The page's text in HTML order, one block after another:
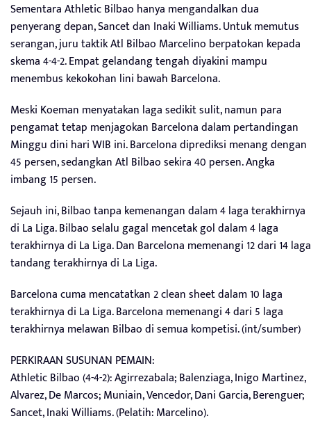
Sementara Athletic Bilbao hanya mengandalkan dua
penyerang depan, Sancet dan Inaki Williams. Untuk memutus
serangan, juru taktik Atl Bilbao Marcelino berpatokan kepada
skema 4-4-2. Empat gelandang tengah diyakini mampu
menembus kekokohan lini bawah Barcelona.
Meski Koeman menyatakan laga sedikit sulit, namun para
pengamat tetap menjagokan Barcelona dalam pertandingan
Minggu dini hari WIB ini. Barcelona diprediksi menang dengan
45 persen, sedangkan Atl Bilbao sekira 40 persen. Angka
imbang 15 persen.
Sejauh ini, Bilbao tanpa kemenangan dalam 4 laga terakhirnya
di La Liga. Bilbao selalu gagal mencetak gol dalam 4 laga
terakhirnya di La Liga. Dan Barcelona memenangi 12 dari 14 laga
tandang terakhirnya di La Liga.
Barcelona cuma mencatatkan 2 clean sheet dalam 10 laga
terakhirnya di La Liga. Barcelona memenangi 4 dari 5 laga
terakhirnya melawan Bilbao di semua kompetisi. (int/sumber)
PERKIRAAN SUSUNAN PEMAIN:
Athletic Bilbao (4-4-2): Agirrezabala; Balenziaga, Inigo Martinez,
Alvarez, De Marcos; Muniain, Vencedor, Dani Garcia, Berenguer;
Sancet, Inaki Williams. (Pelatih: Marcelino).